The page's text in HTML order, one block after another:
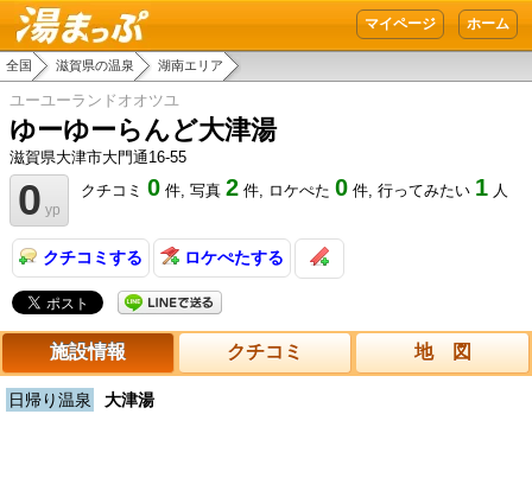
全国 滋賀県の温泉 湖南エリア
ユーユーランドオオツユ
ゆーゆーらんど大津湯
滋賀県大津市大門通16-55
0 yp
クチコミ 0 件, 写真 2 件, ロケぺた 0 件, 行ってみたい 1 人
クチコミする ロケぺたする
施設情報 クチコミ 地 図
日帰り温泉 大津湯
ホーム
マイページ